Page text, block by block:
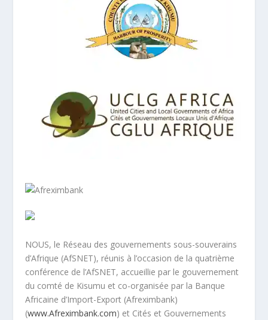
NOUS, le Réseau des gouvernements sous-souverains
d’Afrique (AfSNET), réunis à l’occasion de la quatrième
conférence de l’AfSNET, accueillie par le gouvernement
du comté de Kisumu et co-organisée par la Banque
Africaine d’Import-Export (Afreximbank)
(www.Afreximbank.com) et Cités et Gouvernements